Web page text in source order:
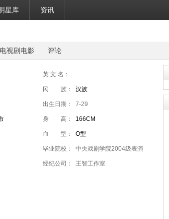
星库 资讯
电视剧电影 评论
英 文 名：
民 族： 汉族
出生日期： 7-29
身 高： 166CM
血 型： O型
毕业院校： 中央戏剧学院2004级表演
系本科
经纪公司： 王智工作室